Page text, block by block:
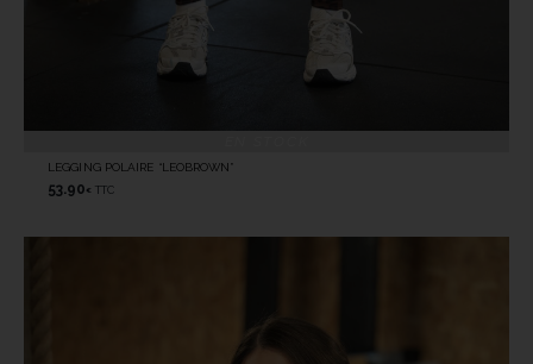
LEGGING POLAIRE “LEOBROWN”
53.90 € TTC